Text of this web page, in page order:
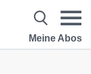
Meine Abos